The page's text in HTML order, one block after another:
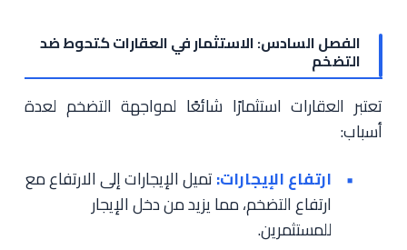
الفصل السادس: الاستثمار في العقارات كتحوط ضد
التضخم
تعتبر العقارات استثمارًا شائعًا لمواجهة التضخم لعدة
أسباب:
ارتفاع الإيجارات:تميل الإيجارات إلى الارتفاع مع
ارتفاع التضخم، مما يزيد من دخل الإيجار
للمستثمرين.